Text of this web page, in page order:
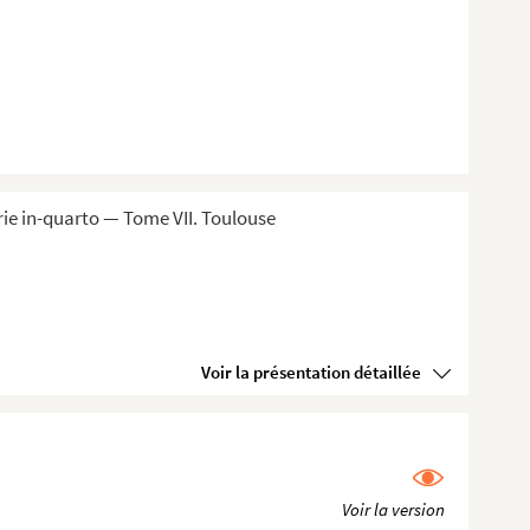
in-quarto — Tome VII. Toulouse
Voir la présentation détaillée